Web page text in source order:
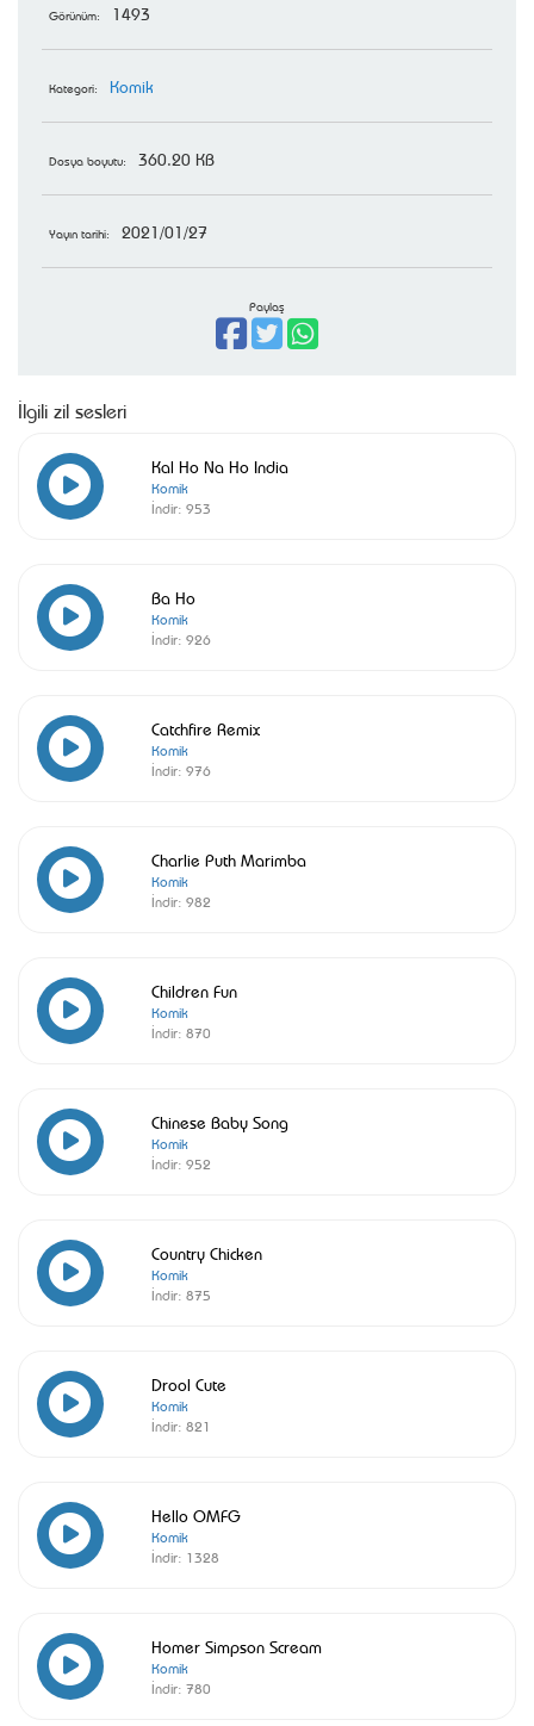
Görünüm: 1493
Kategori: Komik
Dosya boyutu: 360.20 KB
Yayın tarihi: 2021/01/27
Paylaş
İlgili zil sesleri
Kal Ho Na Ho India
Komik
İndir: 953
Ba Ho
Komik
İndir: 926
Catchfire Remix
Komik
İndir: 976
Charlie Puth Marimba
Komik
İndir: 982
Children Fun
Komik
İndir: 870
Chinese Baby Song
Komik
İndir: 952
Country Chicken
Komik
İndir: 875
Drool Cute
Komik
İndir: 821
Hello OMFG
Komik
İndir: 1328
Homer Simpson Scream
Komik
İndir: 780